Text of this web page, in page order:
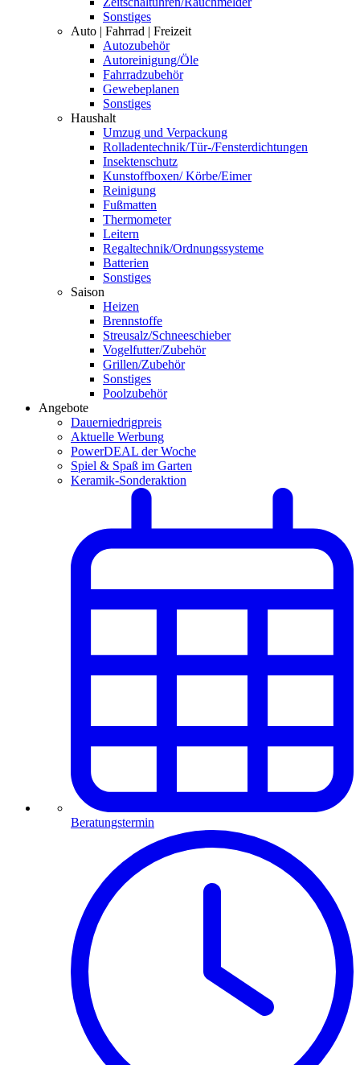
Sonstiges
Auto | Fahrrad | Freizeit
Autozubehör
Autoreinigung/Öle
Fahrradzubehör
Gewebeplanen
Sonstiges
Haushalt
Umzug und Verpackung
Rolladentechnik/Tür-/Fensterdichtungen
Insektenschutz
Kunstoffboxen/ Körbe/Eimer
Reinigung
Fußmatten
Thermometer
Leitern
Regaltechnik/Ordnungssysteme
Batterien
Sonstiges
Saison
Heizen
Brennstoffe
Streusalz/Schneeschieber
Vogelfutter/Zubehör
Grillen/Zubehör
Sonstiges
Poolzubehör
Angebote
Dauerniedrigpreis
Aktuelle Werbung
PowerDEAL der Woche
Spiel & Spaß im Garten
Keramik-Sonderaktion
Beratungstermin